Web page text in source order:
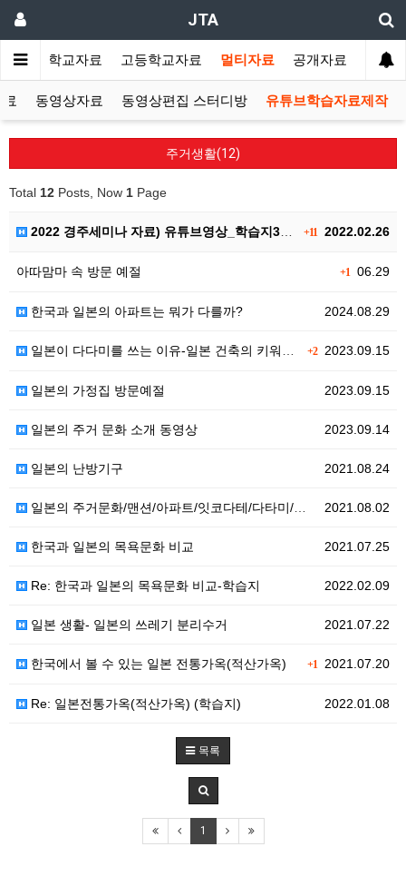
JTA
방 중학교자료 고등학교자료 멀티자료 공개자료
동영상자료 동영상편집 스터디방 유튜브학습자료제작
주거생활(12)
Total 12 Posts, Now 1 Page
+11 2022.02.26
2022 경주세미나 자료) 유튜브영상_학습지30개
+1 06.29
아따맘마 속 방문 예절
2024.08.29
한국과 일본의 아파트는 뭐가 다를까?
+22023.09.15
일본이 다다미를 쓰는 이유-일본 건축의 키워드. 한국과…
2023.09.15
일본의 가정집 방문예절
2023.09.14
일본의 주거 문화 소개 동영상
2021.08.24
일본의 난방기구
2021.08.02
일본의 주거문화/맨션/아파트/잇코다테/다타미/코타츠/도…
2021.07.25
한국과 일본의 목욕문화 비교
2022.02.09
Re: 한국과 일본의 목욕문화 비교-학습지
2021.07.22
일본 생활- 일본의 쓰레기 분리수거
+1 2021.07.20
한국에서 볼 수 있는 일본 전통가옥(적산가옥)
2022.01.08
Re: 일본전통가옥(적산가옥) (학습지)
목록
1